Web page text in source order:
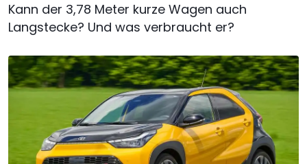
Kann der 3,78 Meter kurze Wagen auch
Langstecke? Und was verbraucht er?